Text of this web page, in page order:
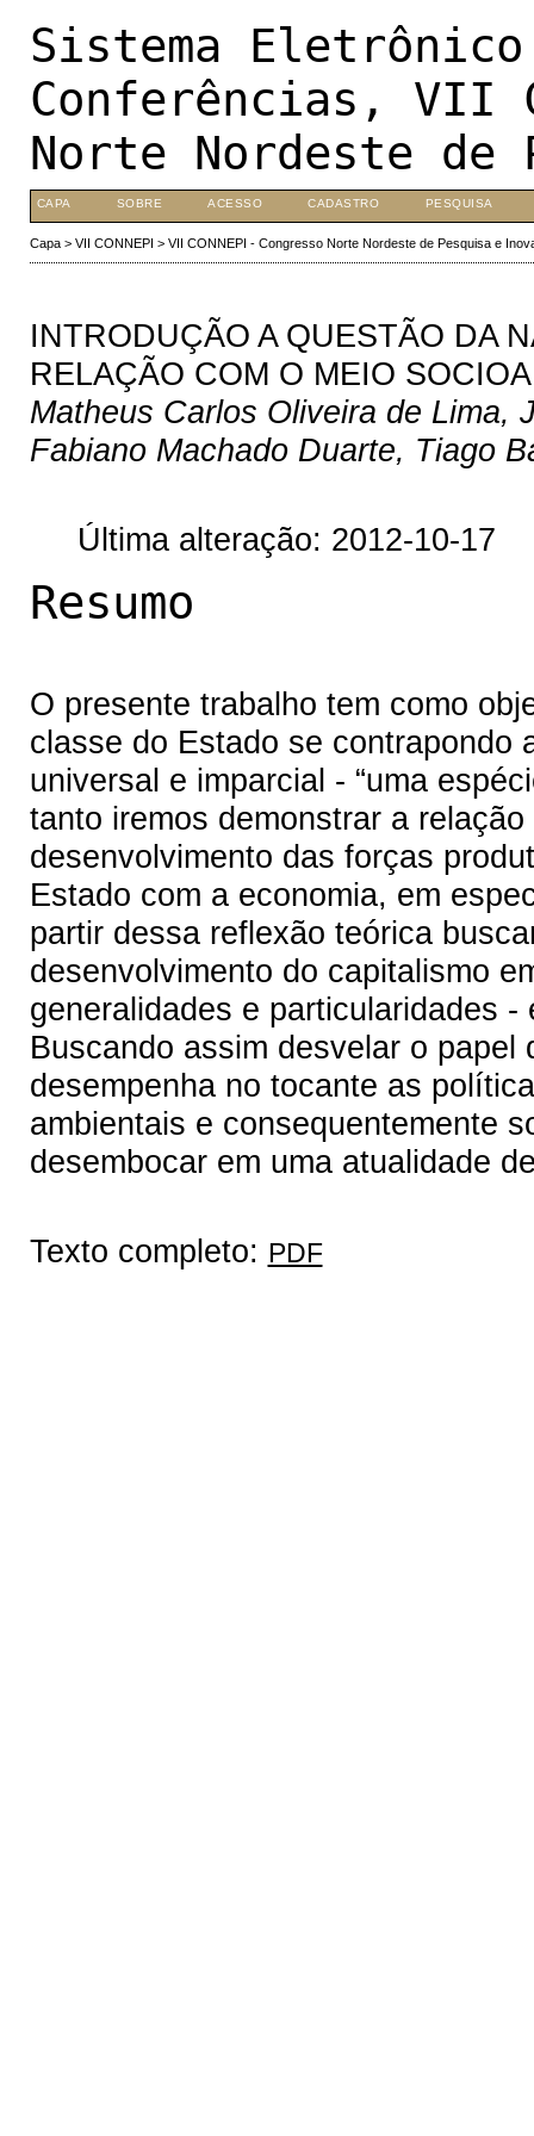
Sistema
Conferências, VII
Norte Nordeste de
CAPA SOBRE ACESSO CADASTRO PESQUISA
Capa> VII CONNEPI > VII CONNEPI - Congresso Norte Nordeste de Pesquisa e
INTRODUÇÃO A QUESTÃO DA
RELAÇÃO COM O MEIO
Matheus Carlos Oliveira de Lima,
Fabiano Machado Duarte, Tiago
Última alteração: 2012-10-17
Resumo
O presente trabalho tem como
classe do Estado se contrapondo
universal e imparcial - “uma
tanto iremos demonstrar a
desenvolvimento das forças
Estado com a economia, em
partir dessa reflexão teórica
desenvolvimento do capitalismo
generalidades e particularidades
Buscando assim desvelar o
desempenha no tocante as
ambientais e consequentemente
desembocar em uma atualidade
Texto completo: PDF